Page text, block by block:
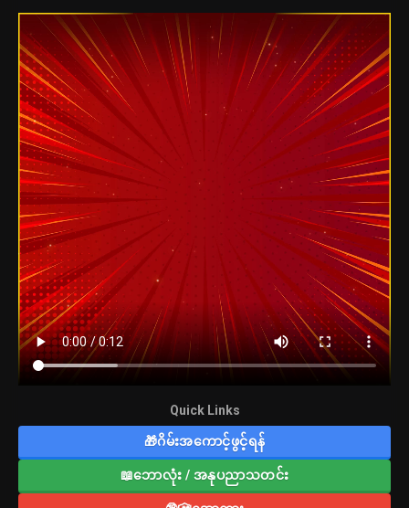
Quick Links
🎁ဂိမ်းအကောင့်ဖွင့်ရန်
📖ဘောလုံး / အနုပညာသတင်း